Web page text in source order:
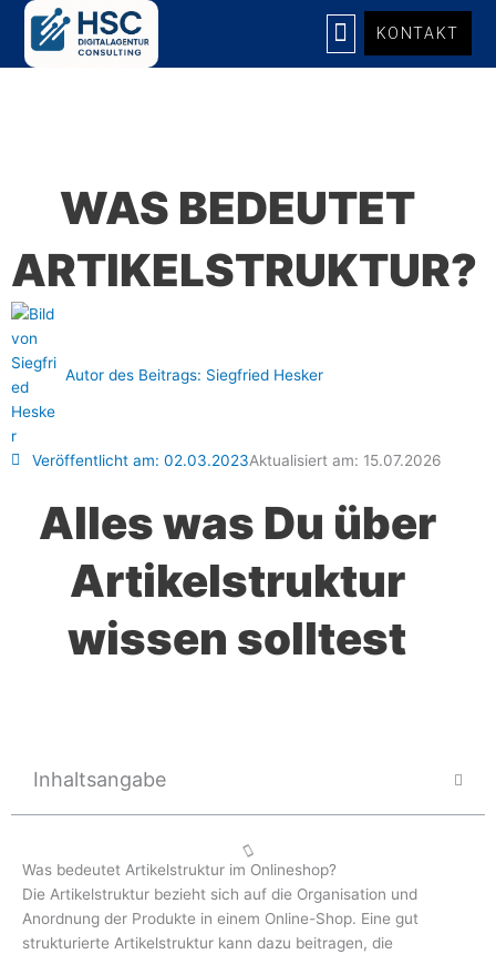
Zum
springen
KONTAKT
WAS BEDEUTET
ARTIKELSTRUKTUR?
Autor des Beitrags: Siegfried Hesker
Veröffentlicht am: 02.03.2023Aktualisiert am: 15.07.2026
Alles was Du über
Artikelstruktur
wissen solltest
Inhaltsangabe
Was bedeutet Artikelstruktur im Onlineshop?
Die Artikelstruktur bezieht sich auf die Organisation und
Anordnung der Produkte in einem Online-Shop. Eine gut
strukturierte Artikelstruktur kann dazu beitragen, die